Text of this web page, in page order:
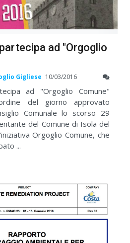
ad "Orgoglio
Gigliese 10/03/2016
ad "Orgoglio Comune"
del giorno approvato
Comunale lo scorso 29
del Comune di Isola del
Orgoglio Comune, che
...